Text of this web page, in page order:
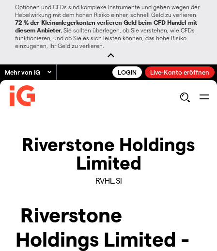
Optionen und CFDs sind komplexe Instrumente und gehen wegen der
Hebelwirkung mit dem hohen Risiko einher, schnell Geld zu verlieren.
72 % der Kleinanlegerkonten verlieren Geld beim CFD-Handel mit
diesem Anbieter. Sie sollten überlegen, ob Sie verstehen, wie CFDs
funktionieren, und ob Sie es sich leisten können, das hohe Risiko
einzugehen, Ihr Geld zu verlieren.
Mehr von IG LOGIN Live-Konto eröffnen
Riverstone Holdings
Limited
RVHL.SI
Riverstone
Holdings Limited -